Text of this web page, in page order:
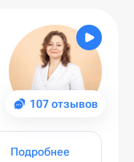
107 отзывов
Подробнее